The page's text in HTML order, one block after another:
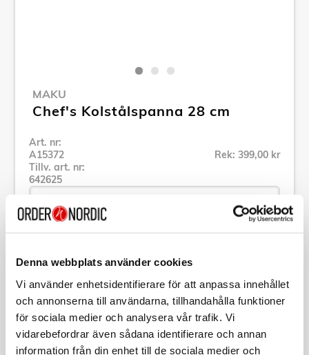
Denna webbplats använder cookies
Vi använder enhetsidentifierare för att anpassa innehållet
och annonserna till användarna, tillhandahålla funktioner
för sociala medier och analysera vår trafik. Vi
vidarebefordrar även sådana identifierare och annan
information från din enhet till de sociala medier och
MAKU
Chef's Kolstålspanna 28 cm
Art. nr:
A15372
Tillv. art. nr:
642625
Rek: 399,00 kr
Se alla produkter inom Maku
Specifikation
Beskrivning